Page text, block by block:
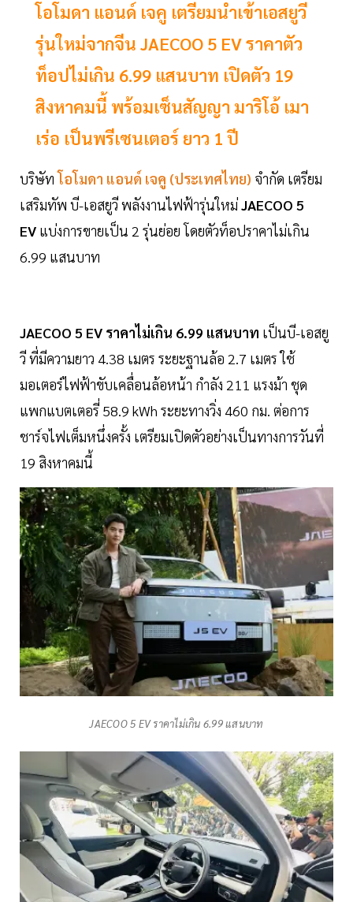
โอโมดา แอนด์ เจคู เตรียมนำเข้าเอสยูวี
รุ่นใหม่จากจีน JAECOO 5 EV ราคาตัว
ท็อปไม่เกิน 6.99 แสนบาท เปิดตัว 19
สิงหาคมนี้ พร้อมเซ็นสัญญา มาริโอ้ เมา
เร่อ เป็นพรีเซนเตอร์ ยาว 1 ปี
บริษัทโอโมดา แอนด์ เจคู (ประเทศไทย) จำกัด เตรียม
เสริมทัพ บี-เอสยูวี พลังงานไฟฟ้ารุ่นใหม่JAECOO 5
EV แบ่งการขายเป็น 2 รุ่นย่อย โดยตัวท็อปราคาไม่เกิน
6.99 แสนบาท
JAECOO 5 EV ราคาไม่เกิน 6.99 แสนบาท เป็นบี-เอสยู
วี ที่มีความยาว 4.38 เมตร ระยะฐานล้อ 2.7 เมตร ใช้
มอเตอร์ไฟฟ้าขับเคลื่อนล้อหน้า กำลัง 211 แรงม้า ชุด
แพกแบตเตอรี่ 58.9 kWh ระยะทางวิ่ง 460 กม. ต่อการ
ชาร์จไฟเต็มหนึ่งครั้ง เตรียมเปิดตัวอย่างเป็นทางการวันที่
19 สิงหาคมนี้
JAECOO 5 EV ราคาไม่เกิน 6.99 แสนบาท